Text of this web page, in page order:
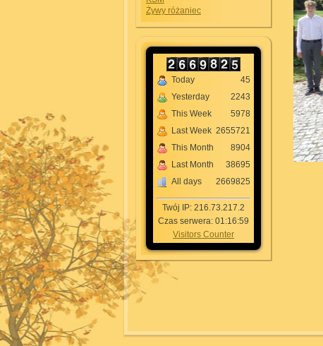
Żywy różaniec
Today
Yesterday
This Week
Last Week
This Month
Last Month
All days
45
2243
5978
2655721
8904
38695
2669825
Twój IP: 216.73.217.2
Czas serwera: 01:16:59
Visitors Counter